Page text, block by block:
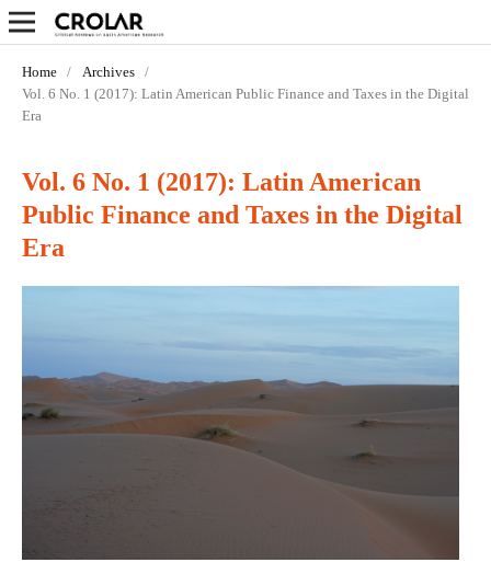
Home / Archives
/
Vol. 6 No. 1 (2017): Latin American Public Finance and Taxes in the Digital
Era
Vol. 6 No. 1 (2017): Latin American
Public Finance and Taxes in the Digital
Era